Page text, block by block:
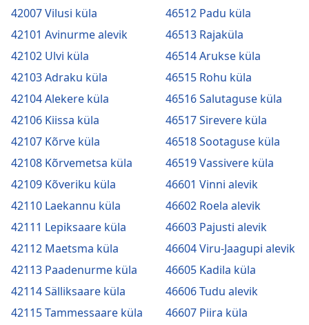
42007 Vilusi küla
42101 Avinurme alevik
42102 Ulvi küla
42103 Adraku küla
42104 Alekere küla
42106 Kiissa küla
42107 Kõrve küla
42108 Kõrvemetsa küla
42109 Kõveriku küla
42110 Laekannu küla
42111 Lepiksaare küla
42112 Maetsma küla
42113 Paadenurme küla
42114 Sälliksaare küla
42115 Tammessaare küla
46512 Padu küla
46513 Rajaküla
46514 Arukse küla
46515 Rohu küla
46516 Salutaguse küla
46517 Sirevere küla
46518 Sootaguse küla
46519 Vassivere küla
46601 Vinni alevik
46602 Roela alevik
46603 Pajusti alevik
46604 Viru-Jaagupi alevik
46605 Kadila küla
46606 Tudu alevik
46607 Piira küla